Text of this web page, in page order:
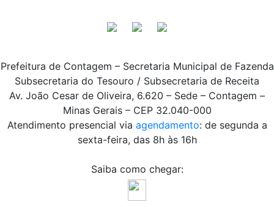
Prefeitura de Contagem – Secretaria Municipal de Fazenda
Subsecretaria do Tesouro / Subsecretaria de Receita
Av. João Cesar de Oliveira, 6.620 – Sede – Contagem –
Minas Gerais – CEP 32.040-000
Atendimento presencial via agendamento: de segunda a
sexta-feira, das 8h às 16h
Saiba como chegar: